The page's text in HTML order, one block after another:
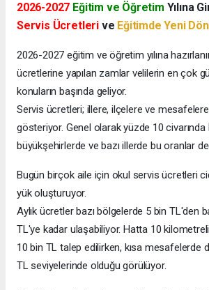
2026-2027 Eğitim ve Öğretim Yılına
Servis Ücretleri ve Eğitimde Yeni
2026-2027 eğitim ve öğretim yılına
ücretlerine yapılan zamlar velilerin en çok
konuların başında geliyor.
Servis ücretleri; illere, ilçelere ve mesafelere
gösteriyor. Genel olarak yüzde 10 civarında
büyükşehirlerde ve bazı illerde bu oranlar
Bugün birçok aile için okul servis ücretleri
yük oluşturuyor.
Aylık ücretler bazı bölgelerde 5 bin TL'den
TL'ye kadar ulaşabiliyor. Hatta 10
10 bin TL talep edilirken, kısa mesafelerde
TL seviyelerinde olduğu görülüyor.